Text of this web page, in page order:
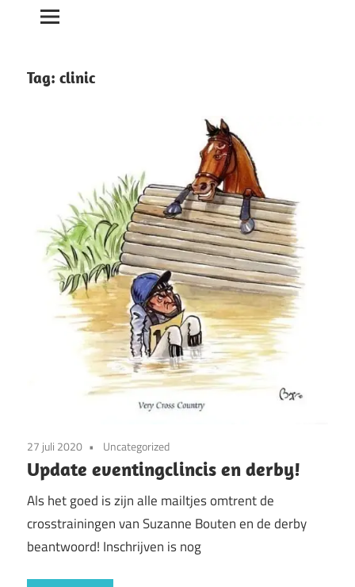
Tag: clinic
27 juli 2020 Uncategorized
Update eventingclincis en derby!
Als het goed is zijn alle mailtjes omtrent de
crosstrainingen van Suzanne Bouten en de derby
beantwoord! Inschrijven is nog